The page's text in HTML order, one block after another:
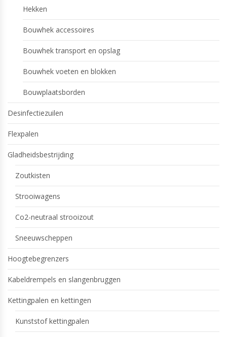
Hekken
Bouwhek accessoires
Bouwhek transport en opslag
Bouwhek voeten en blokken
Bouwplaatsborden
Desinfectiezuilen
Flexpalen
Gladheidsbestrijding
Zoutkisten
Strooiwagens
Co2-neutraal strooizout
Sneeuwscheppen
Hoogtebegrenzers
Kabeldrempels en slangenbruggen
Kettingpalen en kettingen
Kunststof kettingpalen